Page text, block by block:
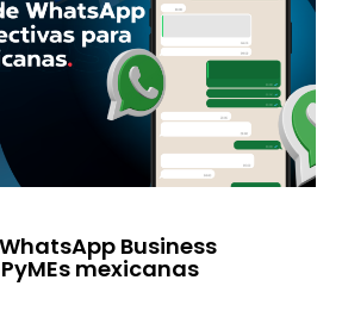
Business
mexicanas